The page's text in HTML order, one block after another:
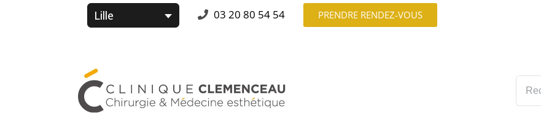
03 20 80 54 54 PRENDRE RENDEZ-VOUS
Rechercher: